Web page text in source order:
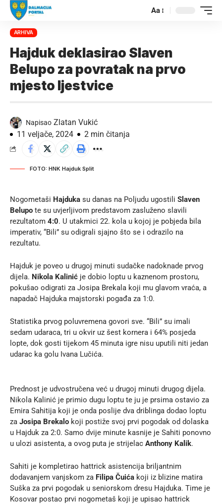
Aa
ARHIVA
Hajduk deklasirao Slaven
Belupo za povratak na prvo
mjesto ljestvice
Napisao Zlatan Vukić
11 veljače, 2024
2 min čitanja
FOTO: HNK Hajduk Split
Nogometaši Hajduka su danas na Poljudu ugostili Slaven
Belupo te su uvjerljivom predstavom zasluženo slavili
rezultatom 4:0. U utakmici 22. kola u kojoj je pobjeda bila
imperativ, “Bili” su odigrali sjajno što se i odrazilo na
rezultatu.
Hajduk je poveo u drugoj minuti sudačke nadoknade prvog
dijela. Nikola Kalinić je dobio loptu u kaznenom prostoru,
pokušao odigrati za Josipa Brekala koji mu glavom vraća, a
napadač Hajduka majstorski pogađa za 1:0.
Statistika prvog poluvremena govori sve. “Bili” su imali
sedam udaraca, tri u okvir uz šest kornera i 64% posjeda
lopte, dok gosti tijekom 45 minuta igre nisu uputili niti jedan
udarac ka golu Ivana Lučića.
Prednost je udvostručena već u drugoj minuti drugog dijela.
Nikola Kalinić je primio dugu loptu te ju je prsima ostavio za
Emira Sahitija koji je onda poslije dva driblinga dodao loptu
za Josipa Brekalo koji postiže svoj prvi pogodak od dolaska
u Hajduk za 2:0. Samo dvije minute kasnije je Sahiti ponovno
u ulozi asistenta, a ovog puta je strijelac Anthony Kalik.
Sahiti je kompletirao hattrick asistencija briljantnim
dodavanjem vanjskom za Filipa Čuića koji iz blizine matira
Suška za prvi pogodak u seniorskom dresu Hajduka. Time je
Kosovar postao prvi nogometaš koji je upisao hattrick